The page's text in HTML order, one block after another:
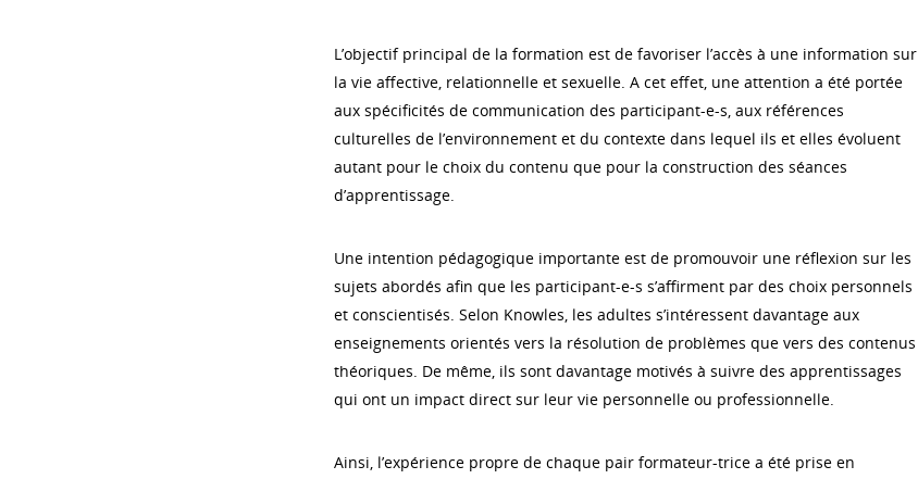
L’objectif principal de la formation est de favoriser l’accès à une information sur
la vie affective, relationnelle et sexuelle. A cet effet, une attention a été portée
aux spécificités de communication des participant-e-s, aux références
culturelles de l’environnement et du contexte dans lequel ils et elles évoluent
autant pour le choix du contenu que pour la construction des séances
d’apprentissage.
Une intention pédagogique importante est de promouvoir une réflexion sur les
sujets abordés afin que les participant-e-s s’affirment par des choix personnels
et conscientisés. Selon Knowles, les adultes s’intéressent davantage aux
enseignements orientés vers la résolution de problèmes que vers des contenus
théoriques. De même, ils sont davantage motivés à suivre des apprentissages
qui ont un impact direct sur leur vie personnelle ou professionnelle.
Ainsi, l’expérience propre de chaque pair formateur-trice a été prise en